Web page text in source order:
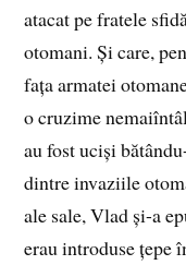
atacat pe fratele
otomani. Și care,
fața armatei
o cruzime
au fost uciși
dintre invaziile
ale sale, Vlad și-a
erau introduse țepe